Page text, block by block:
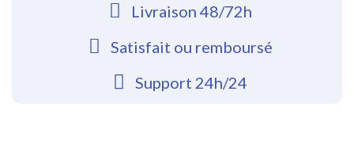
Livraison 48/72h
Satisfait ou remboursé
Support 24h/24